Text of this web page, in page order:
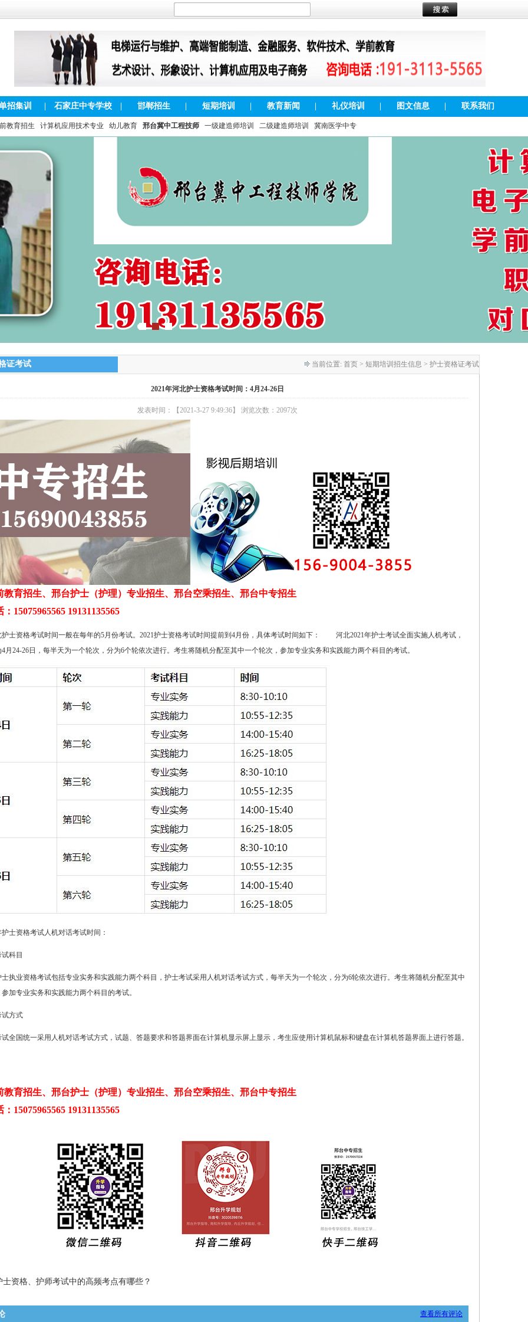
招集训 石家庄中专学校 邯郸招生 短期培训 教育新闻 礼仪培训 图文信息 联系我们
教育招生 计算机应用技术专业 幼儿教育 邢台冀中工程技师 一级建造师培训 二级建造师培训 冀南医学中专
证考试 当前位置: 首页 > 短期培训招生信息 > 护士资格证考试
2021年河北护士资格考试时间：4月24-26日
发表时间：【2021-3-27 9:49:36】 浏览次数：2097次
教育招生、邢台护士（护理）专业招生、邢台空乘招生、邢台中专招生
15075965565 19131135565
护士资格考试时间一般在每年的5月份考试。2021护士资格考试时间提前到4月份，具体考试时间如下： 河北2021年护士考试全面实施人机考试，
月24-26日，每半天为一个轮次，分为6个轮依次进行。考生将随机分配至其中一个轮次，参加专业实务和实践能力两个科目的考试。
护士资格考试人机对话考试时间：
科目
士执业资格考试包括专业实务和实践能力两个科目，护士考试采用人机对话考试方式，每半天为一个轮次，分为6轮依次进行。考生将随机分配至其中
加专业实务和实践能力两个科目的考试。
试方式
全国统一采用人机对话考试方式，试题、答题要求和答题界面在计算机显示屏上显示，考生应使用计算机鼠标和键盘在计算机答题界面上进行答题。
教育招生、邢台护士（护理）专业招生、邢台空乘招生、邢台中专招生
15075965565 19131135565
士资格、护师考试中的高频考点有哪些？
查看所有评论